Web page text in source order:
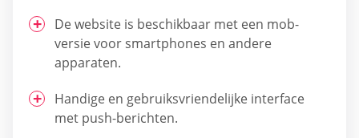
De website is beschikbaar met een mob-
versie voor smartphones en andere
apparaten.
Handige en gebruiksvriendelijke interface
met push-berichten.